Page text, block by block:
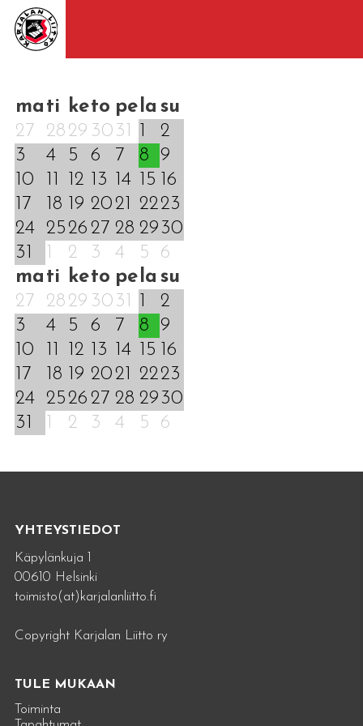
ma ti keto pela su
27
28 29 30 31 1
2
3
4 5 6 7 8
9
10
11 12 13 14 15 16
17
18 19 2021 2223
24
2526 27 28 29 30
31
1 2 3 4 5
6
ma ti keto pela su
27
28 29 30 31 1
2
3
4 5 6 7 8
9
10
11 12 13 14 15 16
17
18 19 2021 2223
24
2526 27 28 29 30
31
1 2 3 4 5 6
YHTEYSTIEDOT
Käpylänkuja 1
00610 Helsinki
toimisto(at)karjalanliitto.fi
Copyright Karjalan Liitto ry
TULE MUKAAN
Toiminta